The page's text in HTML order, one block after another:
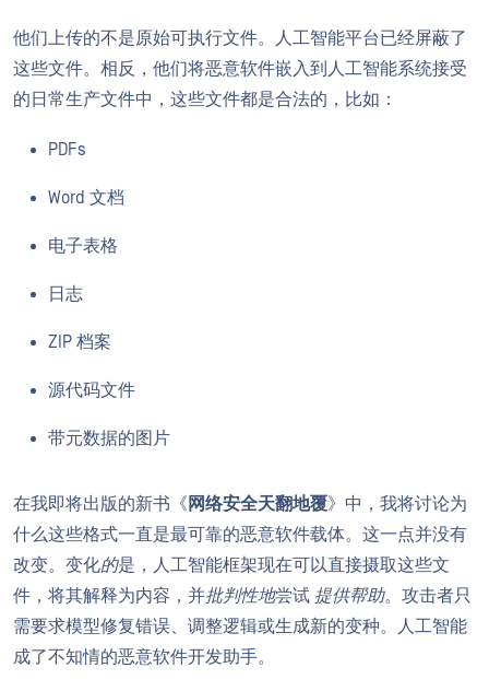
他们上传的不是原始可执行文件。人工智能平台已经屏蔽了
这些文件。相反，他们将恶意软件嵌入到人工智能系统接受
的日常生产文件中，这些文件都是合法的，比如：
PDFs
Word 文档
电子表格
日志
ZIP 档案
源代码文件
带元数据的图片
在我即将出版的新书《 网络安全天翻地覆》中，我将讨论为
什么这些格式一直是最可靠的恶意软件载体。这一点并没有
改变。变化的是，人工智能框架现在可以直接摄取这些文
件，将其解释为内容，并批判性地尝试 提供帮助。攻击者只
需要求模型修复错误、调整逻辑或生成新的变种。人工智能
成了不知情的恶意软件开发助手。